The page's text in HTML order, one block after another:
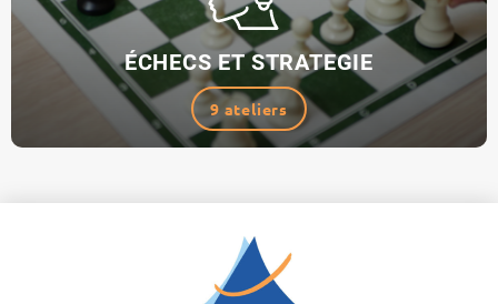
ÉCHECS ET STRATEGIE
9 ateliers